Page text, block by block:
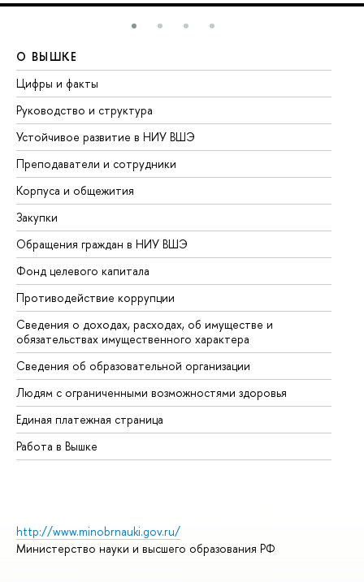
О ВЫШКЕ
Цифры и факты
Руководство и структура
Устойчивое развитие в НИУ ВШЭ
Преподаватели и сотрудники
Корпуса и общежития
Закупки
Обращения граждан в НИУ ВШЭ
Фонд целевого капитала
Противодействие коррупции
Сведения о доходах, расходах, об имуществе и
обязательствах имущественного характера
Сведения об образовательной организации
Людям с ограниченными возможностями здоровья
Единая платежная страница
Работа в Вышке
http://www.minobrnauki.gov.ru/
Министерство науки и высшего образования РФ